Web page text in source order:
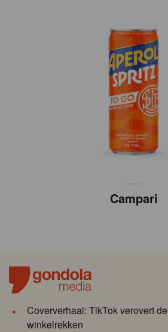
Campari
Coververhaal: TikTok verovert de
winkelrekken